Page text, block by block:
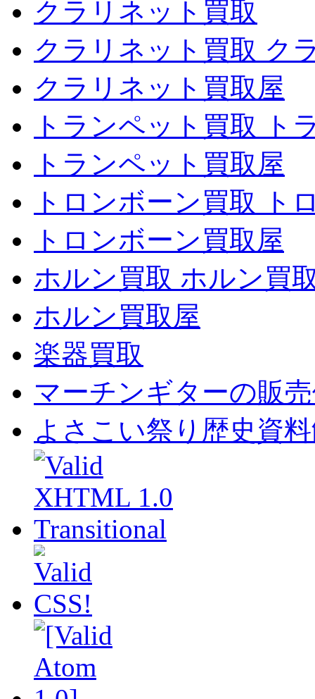
クラリネット買取
クラリネット買取 ク
クラリネット買取屋
トランペット買取 ト
トランペット買取屋
トロンボーン買取 ト
トロンボーン買取屋
ホルン買取 ホルン買
ホルン買取屋
楽器買取
マーチンギターの販
よさこい祭り歴史資